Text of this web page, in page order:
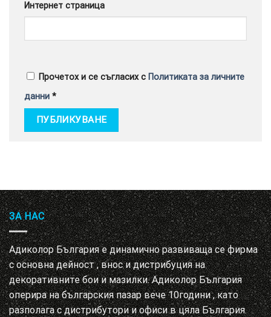
Интернет страница
Прочетох и се съгласих с Политиката за личните
данни *
ЗА НАС
Адиколор България е динамично развиваща се фирма
с основна дейност , внос и дистрибуция на
декоративните бои и мазилки. Адиколор България
оперира на българския пазар вече 10години , като
разполага с дистрибутори и офиси в цяла България.